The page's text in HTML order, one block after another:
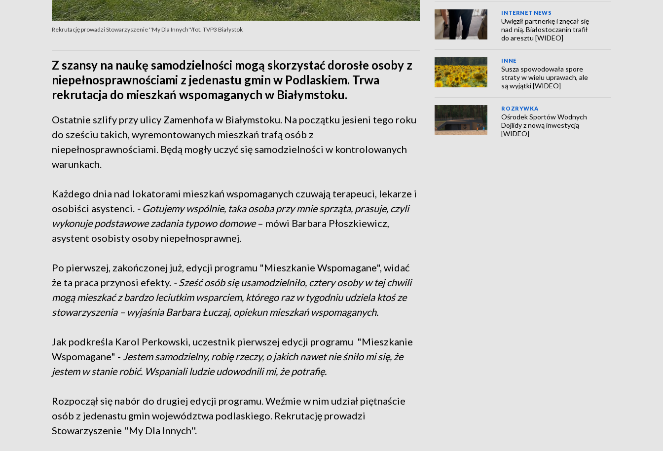
Rekrutację prowadzi Stowarzyszenie ''My Dla Innych''/fot. TVP3 Białystok
Z szansy na naukę samodzielności mogą skorzystać dorosłe osoby z
niepełnosprawnościami z jedenastu gmin w Podlaskiem. Trwa
rekrutacja do mieszkań wspomaganych w Białymstoku.
Ostatnie szlify przy ulicy Zamenhofa w Białymstoku. Na początku jesieni tego roku
do sześciu takich, wyremontowanych mieszkań trafą osób z
niepełnosprawnościami. Będą mogły uczyć się samodzielności w kontrolowanych
warunkach.
Każdego dnia nad lokatorami mieszkań wspomaganych czuwają terapeuci, lekarze i
osobiści asystenci. - Gotujemy wspólnie, taka osoba przy mnie sprząta, prasuje, czyli
wykonuje podstawowe zadania typowo domowe– mówi Barbara Płoszkiewicz,
asystent osobisty osoby niepełnosprawnej.
Po pierwszej, zakończonej już, edycji programu "Mieszkanie Wspomagane", widać
że ta praca przynosi efekty. - Sześć osób się usamodzielniło, cztery osoby w tej chwili
mogą mieszkać z bardzo leciutkim wsparciem, którego raz w tygodniu udziela ktoś ze
stowarzyszenia – wyjaśnia Barbara Łuczaj, opiekun mieszkań wspomaganych.
Jak podkreśla Karol Perkowski, uczestnik pierwszej edycji programu "Mieszkanie
Wspomagane" - Jestem samodzielny, robię rzeczy, o jakich nawet nie śniło mi się, że
jestem w stanie robić. Wspaniali ludzie udowodnili mi, że potrafię.
Rozpoczął się nabór do drugiej edycji programu. Weźmie w nim udział piętnaście
osób z jedenastu gmin województwa podlaskiego. Rekrutację prowadzi
Stowarzyszenie ''My Dla Innych''.
INTERNET NEWS
Uwięził partnerkę i znęcał się
nad nią. Białostoczanin trafił
do aresztu [WIDEO]
INNE
Susza spowodowała spore
straty w wielu uprawach, ale
są wyjątki [WIDEO]
ROZRYWKA
Ośrodek Sportów Wodnych
Dojlidy z nową inwestycją
[WIDEO]